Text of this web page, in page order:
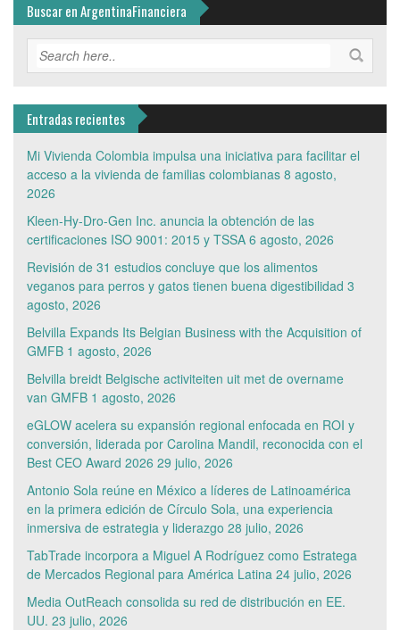
Buscar en ArgentinaFinanciera
Entradas recientes
Mi Vivienda Colombia impulsa una iniciativa para facilitar el
acceso a la vivienda de familias colombianas 8 agosto,
2026
Kleen-Hy-Dro-Gen Inc. anuncia la obtención de las
certificaciones ISO 9001: 2015 y TSSA 6 agosto, 2026
Revisión de 31 estudios concluye que los alimentos
veganos para perros y gatos tienen buena digestibilidad 3
agosto, 2026
Belvilla Expands Its Belgian Business with the Acquisition of
GMFB 1 agosto, 2026
Belvilla breidt Belgische activiteiten uit met de overname
van GMFB 1 agosto, 2026
eGLOW acelera su expansión regional enfocada en ROI y
conversión, liderada por Carolina Mandil, reconocida con el
Best CEO Award 2026 29 julio, 2026
Antonio Sola reúne en México a líderes de Latinoamérica
en la primera edición de Círculo Sola, una experiencia
inmersiva de estrategia y liderazgo 28 julio, 2026
TabTrade incorpora a Miguel A Rodríguez como Estratega
de Mercados Regional para América Latina 24 julio, 2026
Media OutReach consolida su red de distribución en EE.
UU. 23 julio, 2026